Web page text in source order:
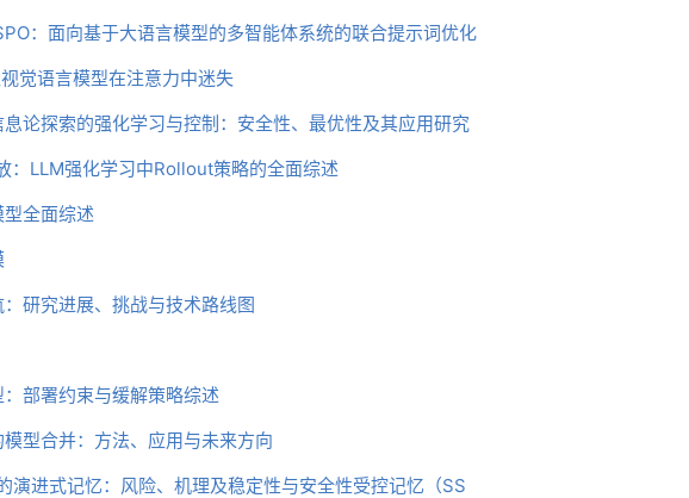
：面向基于大语言模型的多智能体系统的联合提示词优化
觉语言模型在注意力中迷失
息论探索的强化学习与控制：安全性、最优性及其应用研究
：LLM强化学习中Rollout策略的全面综述
全面综述
研究进展、挑战与技术路线图
部署约束与缓解策略综述
型合并：方法、应用与未来方向
演进式记忆：风险、机理及稳定性与安全性受控记忆（SS